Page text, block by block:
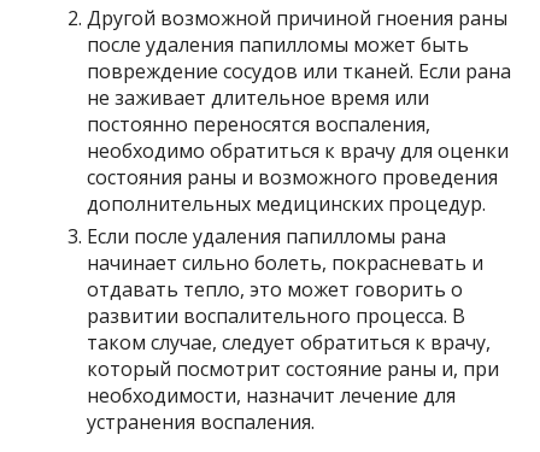
Другой возможной причиной гноения раны
после удаления папилломы может быть
повреждение сосудов или тканей. Если рана
не заживает длительное время или
постоянно переносятся воспаления,
необходимо обратиться к врачу для оценки
состояния раны и возможного проведения
дополнительных медицинских процедур.
Если после удаления папилломы рана
начинает сильно болеть, покрасневать и
отдавать тепло, это может говорить о
развитии воспалительного процесса. В
таком случае, следует обратиться к врачу,
который посмотрит состояние раны и, при
необходимости, назначит лечение для
устранения воспаления.